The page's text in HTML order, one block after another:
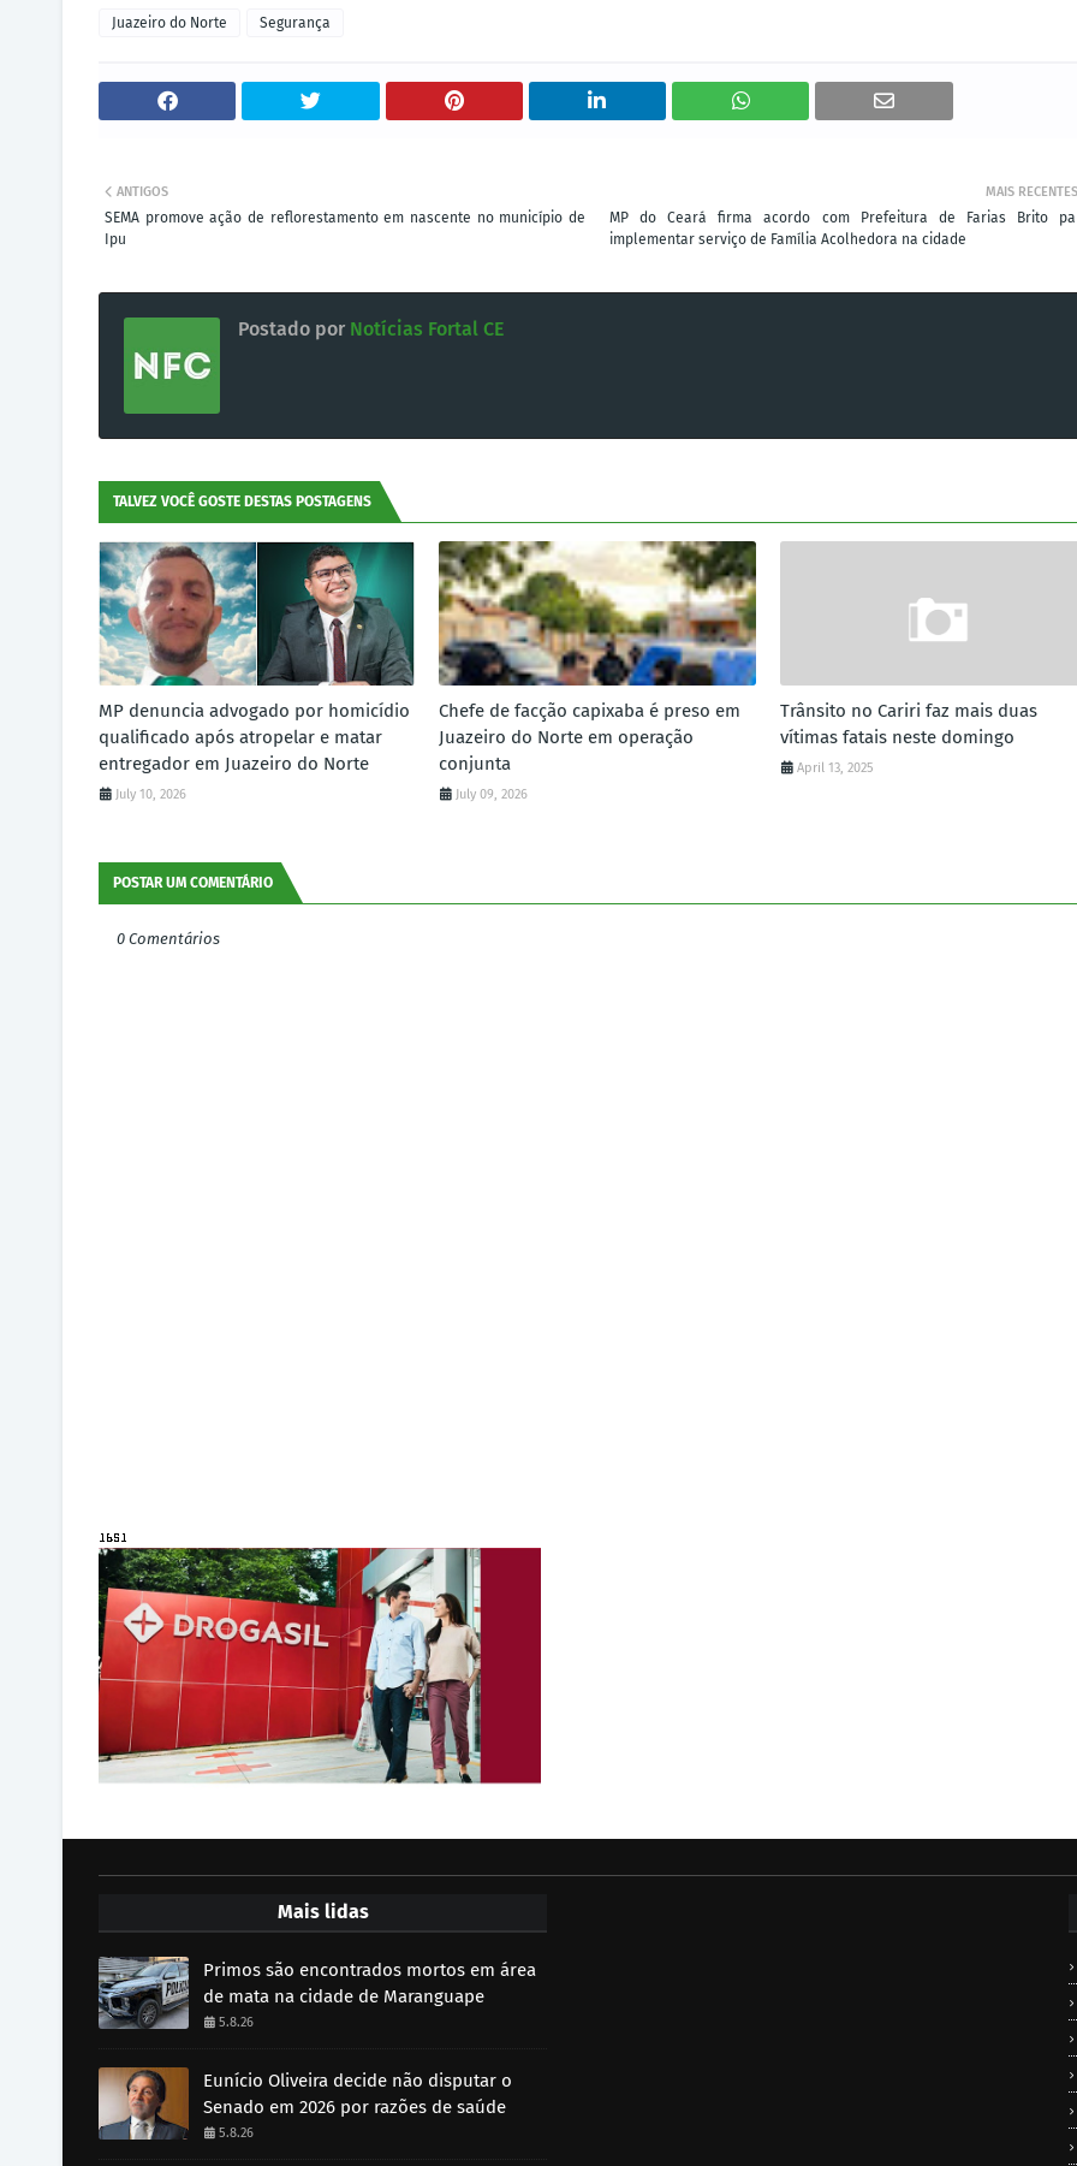
Juazeiro do Norte Segurança
MAIS RECENTES
MP do Ceará firma acordo com Prefeitura de Farias Brito
implementar serviço de Família Acolhedora na cidade
ANTIGOS
SEMA promove ação de reflorestamento em nascente no município de
Ipu
Postado por Notícias Fortal CE
TALVEZ VOCÊ GOSTE DESTAS POSTAGENS
MP denuncia advogado por homicídio
qualificado após atropelar e matar
entregador em Juazeiro do Norte
July 10, 2026
Chefe de facção capixaba é preso em
Juazeiro do Norte em operação
conjunta
July 09, 2026
Trânsito no Cariri faz mais duas
vítimas fatais neste domingo
April 13, 2025
POSTAR UM COMENTÁRIO
0 Comentários
Mais lidas
Primos são encontrados mortos em área
de mata na cidade de Maranguape
5.8.26
Eunício Oliveira decide não disputar o
Senado em 2026 por razões de saúde
5.8.26